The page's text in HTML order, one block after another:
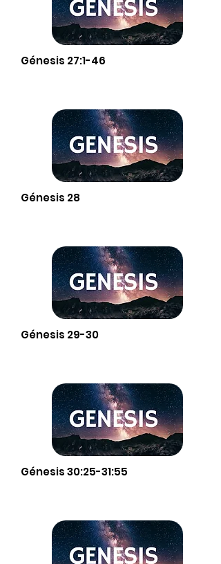
Génesis 27:1-46
Génesis 28
Génesis 29-30
Génesis 30:25-31:55